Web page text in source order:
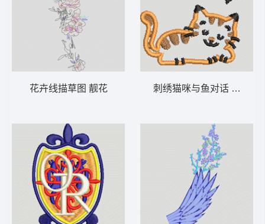
花卉线描草图 靓花 刺绣猫咪与鱼对话 猫鱼